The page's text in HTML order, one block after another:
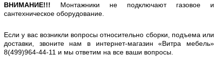
ВНИМАНИЕ!!! Монтажники не подключают газовое и
сантехническое оборудование.
Если у вас возникли вопросы относительно сборки, подъема или
доставки, звоните нам в интернет-магазин «Витра мебель»
8(499)964-44-11 и мы ответим на все ваши вопросы.